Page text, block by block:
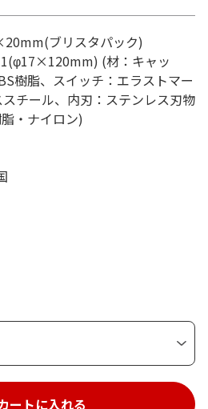
ブリスタパック)
(材：キャッ
樹脂、スイッチ：エラストマー
チール、内刃：ステンレス刃物
・ナイロン)
ートに入れる